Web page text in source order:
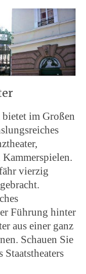
bietet im Großen
vierzig
Führung hinter
aus einer ganz
Schauen Sie
Staatstheaters